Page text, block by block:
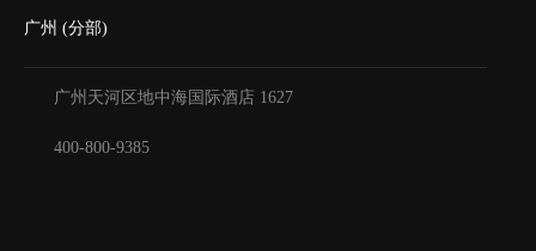
广州 (分部)
广州天河区地中海国际酒店 1627
400-800-9385